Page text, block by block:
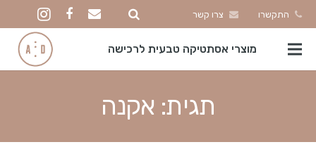
התקשרו צרו קשר
מוצרי אסתטיקה טבעית לרכישה
תגית: אקנה